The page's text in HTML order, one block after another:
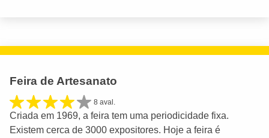
Feira de Artesanato
8 aval.
Criada em 1969, a feira tem uma periodicidade fixa.
Existem cerca de 3000 expositores. Hoje a feira é